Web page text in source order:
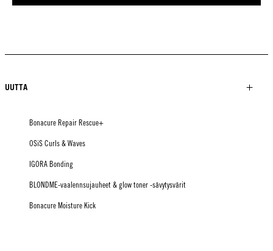
UUTTA
Bonacure Repair Rescue+
OSiS Curls & Waves
IGORA Bonding
BLONDME-vaalennsujauheet & glow toner -sävytysvärit
Bonacure Moisture Kick